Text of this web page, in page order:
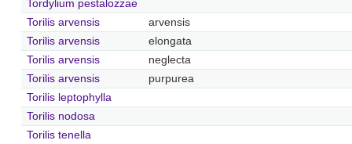
Tordylium pestalozzae
Torilis arvensis
arvensis
Torilis arvensis
elongata
Torilis arvensis
neglecta
Torilis arvensis
purpurea
Torilis leptophylla
Torilis nodosa
Torilis tenella